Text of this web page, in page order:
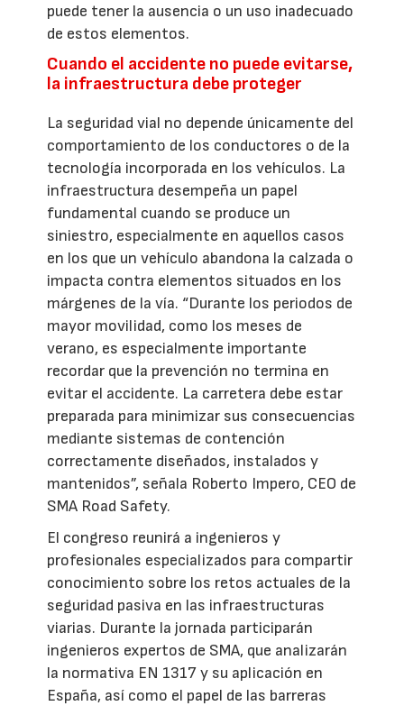
puede tener la ausencia o un uso inadecuado
de estos elementos.
Cuando el accidente no puede evitarse,
la infraestructura debe proteger
La seguridad vial no depende únicamente del
comportamiento de los conductores o de la
tecnología incorporada en los vehículos. La
infraestructura desempeña un papel
fundamental cuando se produce un
siniestro, especialmente en aquellos casos
en los que un vehículo abandona la calzada o
impacta contra elementos situados en los
márgenes de la vía. “Durante los periodos de
mayor movilidad, como los meses de
verano, es especialmente importante
recordar que la prevención no termina en
evitar el accidente. La carretera debe estar
preparada para minimizar sus consecuencias
mediante sistemas de contención
correctamente diseñados, instalados y
mantenidos”, señala Roberto Impero, CEO de
SMA Road Safety.
El congreso reunirá a ingenieros y
profesionales especializados para compartir
conocimiento sobre los retos actuales de la
seguridad pasiva en las infraestructuras
viarias. Durante la jornada participarán
ingenieros expertos de SMA, que analizarán
la normativa EN 1317 y su aplicación en
España, así como el papel de las barreras